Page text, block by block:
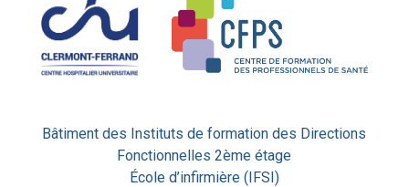
Bâtiment des Instituts de formation des Directions
Fonctionnelles 2ème étage
École d’infirmière (IFSI)